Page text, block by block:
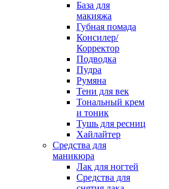
База для
макияжа
Губная помада
Консилер/
Корректор
Подводка
Пудра
Румяна
Тени для век
Тональный крем
и тоник
Тушь для ресниц
Хайлайтер
Средства для
маникюра
Лак для ногтей
Средства для